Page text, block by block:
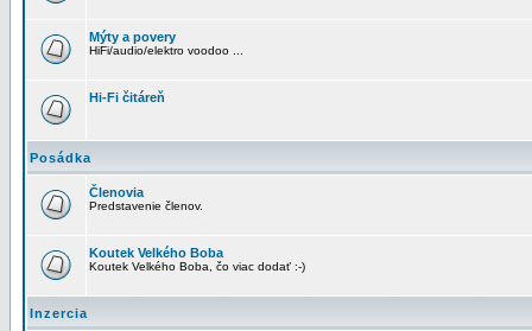
Mýty a povery
HiFi/audio/elektro voodoo ...
Hi-Fi čitáreň
Posádka
Členovia
Predstavenie členov.
Koutek Velkého Boba
Koutek Velkého Boba, čo viac dodať :-)
Inzercia